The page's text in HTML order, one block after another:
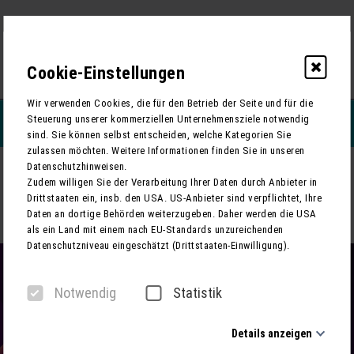
REISEFILTERN
Riverboat in Leipzig - MDR-Talkshow, Studioführung und
Gewandhaus
Cookie-Einstellungen
Wir verwenden Cookies, die für den Betrieb der Seite und für die
Steuerung unserer kommerziellen Unternehmensziele notwendig
sind. Sie können selbst entscheiden, welche Kategorien Sie
zulassen möchten. Weitere Informationen finden Sie in unseren
Datenschutzhinweisen.
Zudem willigen Sie der Verarbeitung Ihrer Daten durch Anbieter in
Drittstaaten ein, insb. den USA. US-Anbieter sind verpflichtet, Ihre
Daten an dortige Behörden weiterzugeben. Daher werden die USA
als ein Land mit einem nach EU-Standards unzureichenden
Datenschutzniveau eingeschätzt (Drittstaaten-Einwilligung).
Notwendig Statistik
Details anzeigen